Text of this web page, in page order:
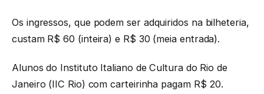
Os ingressos, que podem ser adquiridos na bilheteria,
custam R$ 60 (inteira) e R$ 30 (meia entrada).
Alunos do Instituto Italiano de Cultura do Rio de
Janeiro (IIC Rio) com carteirinha pagam R$ 20.